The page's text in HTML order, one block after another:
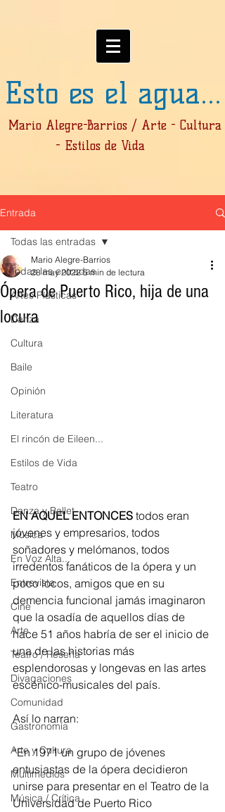
Esto es el agua...
Mario Alegre-Barrios / Arte - Cultura
- Estilos de Vida
Entrada
Todas las entradas
Artes Plásticas
Danza
Cultura
Baile
Opinión
Literatura
El rincón de Eileen...
Estilos de Vida
Teatro
Danza y Ballet
Música
En Voz Alta...
Entrevista
Cine
Arte
Teatro / Reseña
Divagaciones
Comunidad
Gastronomía
Arte y Cultura
Multimedios
Música / Crítica
Todas las entradas
Ópera de Puerto Rico, hija de una
locura
Mario Alegre-Barrios
28 may 2022 5 min de lectura
EN AQUEL ENTONCES todos eran
jóvenes y empresarios, todos
soñadores y melómanos, todos
irredentos fanáticos de la ópera y un
poco locos, amigos que en su
demencia funcional jamás imaginaron
que la osadía de aquellos días de
hace 51 años habría de ser el inicio de
una de las historias más
esplendorosas y longevas en las artes
escénico-musicales del país.
Así lo narran:
“En 1971 un grupo de jóvenes
entusiastas de la ópera decidieron
unirse para presentar en el Teatro de la
Universidad de Puerto Rico